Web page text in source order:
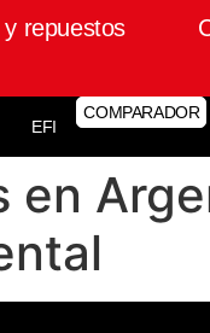
repuestos
EFI
COMPARADOR
en